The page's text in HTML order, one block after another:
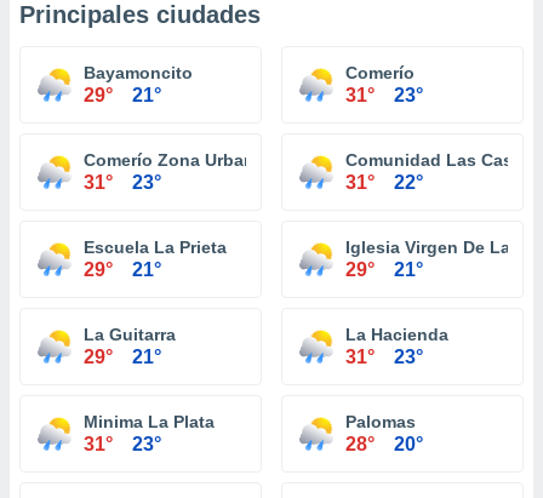
Principales ciudades
Bayamoncito
29° 21°
Comerío
31° 23°
Comerío Zona Urbana
31° 23°
Comunidad Las Casitas
31° 22°
Escuela La Prieta
29° 21°
Iglesia Virgen De La
29° 21°
La Guitarra
29° 21°
La Hacienda
31° 23°
Minima La Plata
31° 23°
Palomas
28° 20°